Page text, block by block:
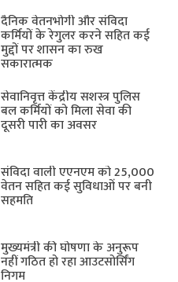
दैनिक वेतनभोगी और संविदा
कर्मियों के रेगुलर करने सहित कई
मुद्दों पर शासन का रुख
सकारात्मक
सेवानिवृत्त केंद्रीय सशस्त्र पुलिस
बल ​कर्मियों को मिला सेवा की
दूसरी पारी का अवसर
संविदा वाली एएनएम को 25,000
वेतन सहित कई सुविधाओं पर बनी
सहमति
मुख्यमंत्री की घोषणा के अनुरूप
नहीं गठित हो रहा आउटसोर्सिंग
निगम